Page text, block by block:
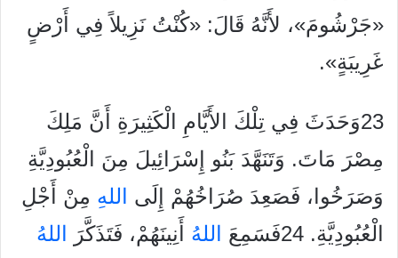
«جَرْشُومَ»، لأَنَّهُ قَالَ: «كُنْتُ نَزِيلاً فِي أَرْضٍ
غَرِيبَةٍ».
23وَحَدَثَ فِي تِلْكَ الأَيَّامِ الْكَثِيرَةِ أَنَّ مَلِكَ
مِصْرَ مَاتَ. وَتَنَهَّدَ بَنُو إِسْرَائِيلَ مِنَ الْعُبُودِيَّةِ
وَصَرَخُوا، فَصَعِدَ صُرَاخُهُمْ إِلَى
الله ِ مِنْ أَجْلِ
الْعُبُودِيَّةِ. 24فَسَمِعَ
الله ُ أَنِينَهُمْ، فَتَذَكَّرَ الله